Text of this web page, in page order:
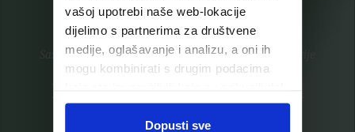
vašoj upotrebi naše web-lokacije
dijelimo s partnerima za društvene
medije, oglašavanje i analizu, a oni ih
mogu kombinirati s drugim podacima
ste upotrebljavali njihove usluge.
Dopusti sve
Saznajte prvi za nove proizvode i ekskluzivne promocije
Prijavite se na listu za novosti